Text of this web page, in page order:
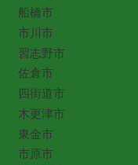
船橋市
市川市
習志野市
佐倉市
四街道市
木更津市
東金市
市原市